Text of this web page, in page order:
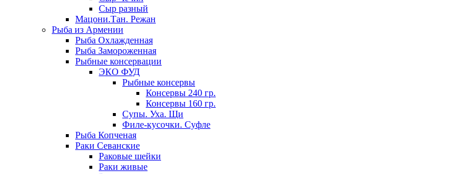
Сыр разный
Мацони.Тан. Режан
Рыба из Армении
Рыба Охлажденная
Рыба Замороженная
Рыбные консервации
ЭКО ФУД
Рыбные консервы
Консервы 240 гр.
Консервы 160 гр.
Супы. Уха. Щи
Филе-кусочки. Суфле
Рыба Копченая
Раки Севанские
Раковые шейки
Раки живые